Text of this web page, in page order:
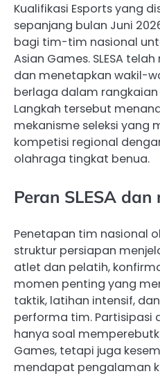
Kualifikasi Esports yang
sepanjang bulan Juni
bagi tim-tim nasional
Asian Games. SLESA
dan menetapkan wakil-
berlaga dalam
Langkah tersebut
mekanisme seleksi yang
kompetisi regional
olahraga tingkat benua.
Peran SLESA
Penetapan tim nasional
struktur persiapan
atlet dan pelatih,
momen penting yang
taktik, latihan intensif,
performa tim. Partisipasi
hanya soal
Games, tetapi juga
mendapat pengalaman